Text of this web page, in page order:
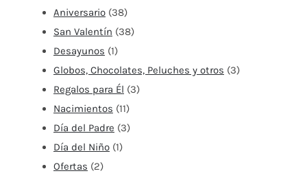
Aniversario (38)
San Valentín (38)
Desayunos (1)
Globos, Chocolates, Peluches y otros (3)
Regalos para Él (3)
Nacimientos (11)
Día del Padre (3)
Día del Niño (1)
Ofertas (2)